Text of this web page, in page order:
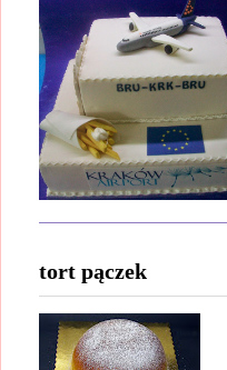
tort pączek